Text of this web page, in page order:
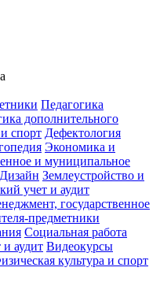
Педагогика
дополнительного
спорт Дефектология
Экономика и
и муниципальное
Дизайн Землеустройство и
учет и аудит
государственное
предметники
Социальная работа
и аудит Видеокурсы
культура и спорт